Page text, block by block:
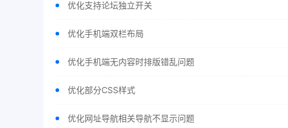
优化支持论坛独立开关
优化手机端双栏布局
优化手机端无内容时排版错乱问题
优化部分CSS样式
优化网址导航相关导航不显示问题